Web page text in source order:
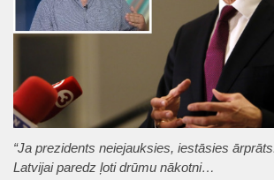
“Ja prezidents neiejauksies, iestāsies
Latvijai paredz ļoti drūmu nākotni…